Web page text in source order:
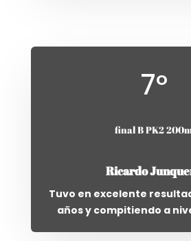
7º
final B PK2
Ricardo
Tuvo en excelente
años y compitiendo a